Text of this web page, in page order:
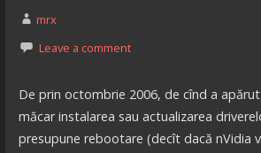
mrx
Leave a comment
De prin octombrie 2006, de cînd a
măcar instalarea sau actualizarea
presupune rebootare (decît dacă nVidia